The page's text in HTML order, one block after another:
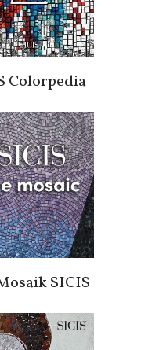
Colorpedia
SICIS